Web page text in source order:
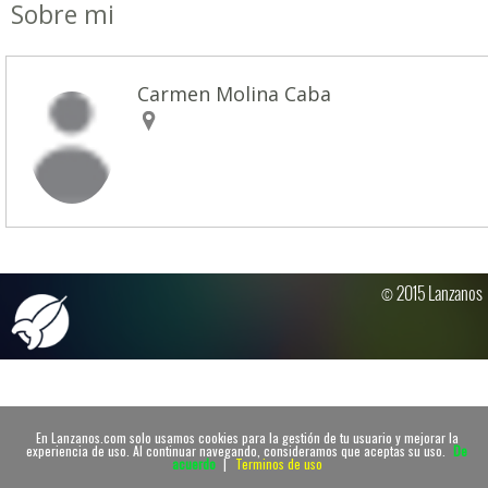
En Lanzanos.com solo usamos cookies para la gestión de tu usuario y mejorar la
experiencia de uso. Al continuar navegando, consideramos que aceptas su uso. De
acuerdo | Terminos de uso
Sobre mi
Carmen Molina Caba
© 2015 Lanzanos